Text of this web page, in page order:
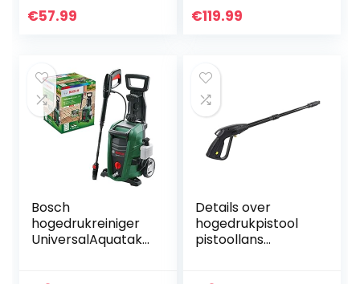
hogedrukreiniger,
€57.99
HDS 63900290 &
€119.99
Bosch
hogedrukreiniger
UniversalAquatak
Details over
hogedrukpistool
pistoollans